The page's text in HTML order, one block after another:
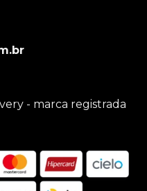
- marca registrada